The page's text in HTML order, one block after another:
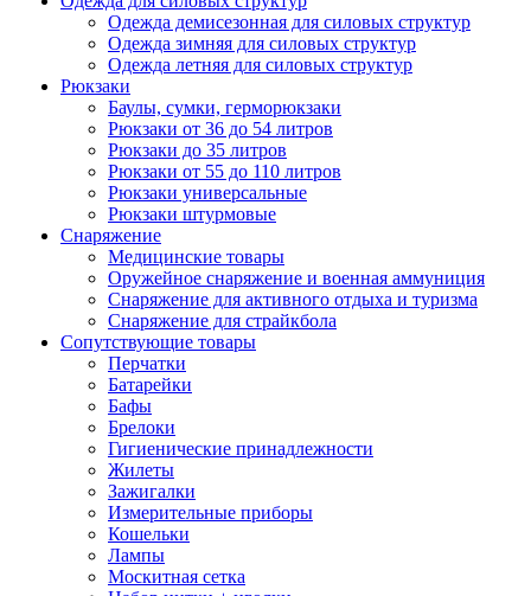
Одежда демисезонная для силовых структур
Одежда зимняя для силовых структур
Одежда летняя для силовых структур
Рюкзаки
Баулы, сумки, герморюкзаки
Рюкзаки от 36 до 54 литров
Рюкзаки до 35 литров
Рюкзаки от 55 до 110 литров
Рюкзаки универсальные
Рюкзаки штурмовые
Снаряжение
Медицинские товары
Оружейное снаряжение и военная аммуниция
Снаряжение для активного отдыха и туризма
Снаряжение для страйкбола
Сопутствующие товары
Перчатки
Батарейки
Бафы
Брелоки
Гигиенические принадлежности
Жилеты
Зажигалки
Измерительные приборы
Кошельки
Лампы
Москитная сетка